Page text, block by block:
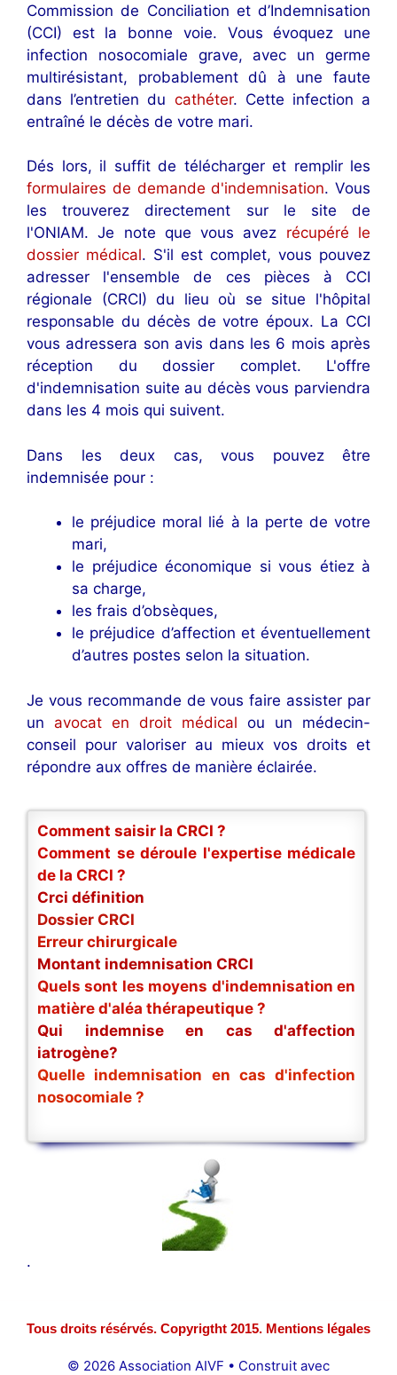
Commission de Conciliation et d’Indemnisation
(CCI) est la bonne voie. Vous évoquez une
infection nosocomiale grave, avec un germe
multirésistant, probablement dû à une faute
dans l’entretien du cathéter. Cette infection a
entraîné le décès de votre mari.
Dés lors, il suffit de télécharger et remplir les
formulaires de demande d'indemnisation. Vous
les trouverez directement sur le site de
l'ONIAM. Je note que vous avez récupéré le
dossier médical. S'il est complet, vous pouvez
adresser l'ensemble de ces pièces à CCI
régionale (CRCI) du lieu où se situe l'hôpital
responsable du décès de votre époux. La CCI
vous adressera son avis dans les 6 mois après
réception du dossier complet. L'offre
d'indemnisation suite au décès vous parviendra
dans les 4 mois qui suivent.
Dans les deux cas, vous pouvez être
indemnisée pour :
le préjudice moral lié à la perte de votre
mari,
le préjudice économique si vous étiez à
sa charge,
les frais d’obsèques,
le préjudice d’affection et éventuellement
d’autres postes selon la situation.
Je vous recommande de vous faire assister par
un avocat en droit médical ou un médecin-
conseil pour valoriser au mieux vos droits et
répondre aux offres de manière éclairée.
Comment saisir la CRCI ?
Comment se déroule l'expertise médicale
de la CRCI ?
Crci définition
Dossier CRCI
Erreur chirurgicale
Montant indemnisation CRCI
Quels sont les moyens d'indemnisation en
matière d'aléa thérapeutique ?
Qui indemnise en cas d'affection
iatrogène?
Quelle indemnisation en cas d'infection
nosocomiale ?
.
Tous droits résérvés. Copyrigtht 2015. Mentions légales
© 2026 Association AIVF • Construit avec